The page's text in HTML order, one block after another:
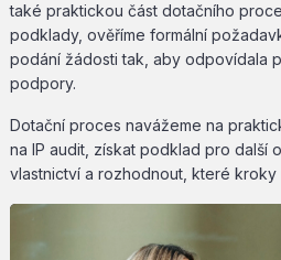
také praktickou část dotačního
podklady, ověříme formální
podání žádosti tak, aby odpovídala
podpory.
Dotační proces navážeme na
na IP audit, získat podklad pro další
vlastnictví a rozhodnout, které kroky